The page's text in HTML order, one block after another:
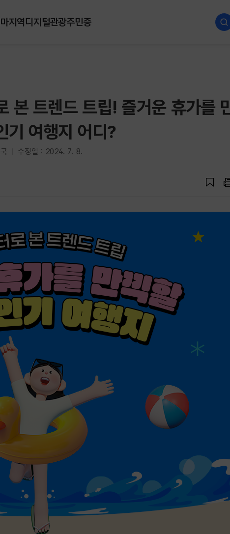
지역디지털관광주민증
본 트렌드 트립! 즐거운 휴가를
기 여행지 어디?
수정일 : 2024. 7. 8.